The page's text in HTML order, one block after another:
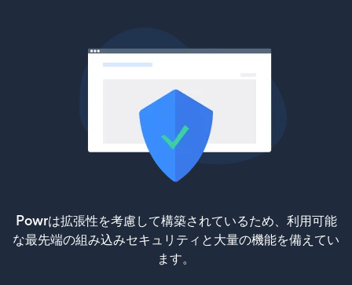
Powrは拡張性を考慮して構築されているため、利用可能
な最先端の組み込みセキュリティと大量の機能を備えてい
ます。